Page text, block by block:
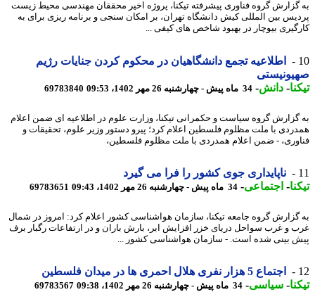
گروه فناوری پیشرفته تیکنا، پروژه اخیر محققان مهندسی محیط زیست
بین المللی کیش دانشگاه تهران، بر امکان سنجی و برنامه ریزی برای به
بیوچار در بهبود شاخص های کیفی ...
اطلاعیه تجمع دانشگاهیان در محکوم کردن جنایات رژیم
-دانش -34 ماه پیش - چهارشنبه 26 مهر 1402، 09:53 69783840
گروه سیاست و حکمرانی تیکنا، وزارت علوم در اطلاعیه ای ضمن اعلام
با ملت مظلوم فلسطین اعلام کرد؛ پیرو دستور وزیر علوم، تحقیقات و
- ضمن اعلام همدردی با ملت مظلوم فلسطین،
ناپایداری جوی کشور را فرا می گیرد
-اجتماعی-34 ماه پیش - چهارشنبه 26 مهر 1402، 09:43 69783651
گروه جامعه تیکنا، سازمان هواشناسی کشور اعلام کرد: امروز در شمال
و غرب سواحل دریای خزر افزایش ابر، بارش باران و در ارتفاعات رگبار برف
بینی شده است. - سازمان هواشناسی کشور ...
اجتماع 5 هزار نفری هلال احمری ها در میدان فلسطین
-سیاسی-34 ماه پیش - چهارشنبه 26 مهر 1402، 09:38 69783567